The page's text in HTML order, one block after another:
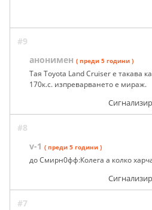
#9
анонимен ( преди 5 години )
Тая Toyota Land Cruiser е такава
170к.с. изпреварването е мираж.
#8
v-1 ( преди 5 години )
до Смирн0фф:Колега а колко
#7